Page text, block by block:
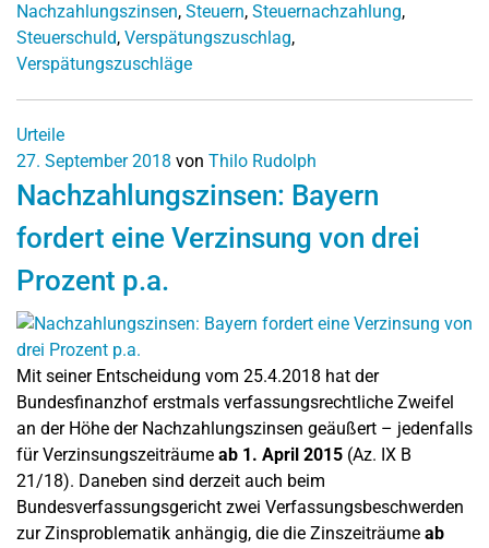
Nachzahlungszinsen, Steuern, Steuernachzahlung,
Steuerschuld, Verspätungszuschlag,
Verspätungszuschläge
Urteile
27. September 2018 von Thilo Rudolph
Nachzahlungszinsen: Bayern
fordert eine Verzinsung von drei
Prozent p.a.
Mit seiner Entscheidung vom 25.4.2018 hat der
Bundesfinanzhof erstmals verfassungsrechtliche Zweifel
an der Höhe der Nachzahlungszinsen geäußert – jedenfalls
für Verzinsungszeiträume ab 1. April 2015 (Az. IX B
21/18). Daneben sind derzeit auch beim
Bundesverfassungsgericht zwei Verfassungsbeschwerden
zur Zinsproblematik anhängig, die die Zinszeiträume ab